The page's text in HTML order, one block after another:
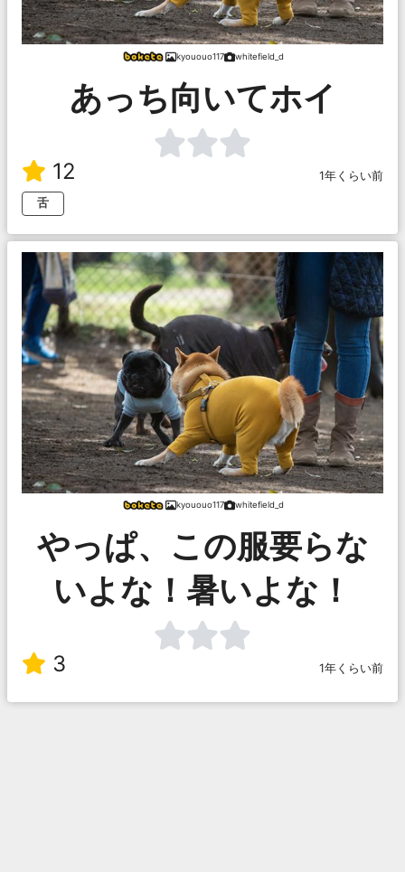
kyououo117 whitefield_d
あっち向いてホイ
12
1年くらい前
舌
kyououo117 whitefield_d
やっぱ、この服要らな
いよな！暑いよな！
3 1年くらい前